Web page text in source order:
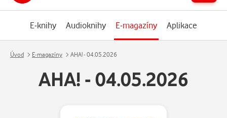
E-knihy Audioknihy E-magazíny Aplikace
Úvod E-magazíny AHA! - 04.05.2026
AHA! - 04.05.2026